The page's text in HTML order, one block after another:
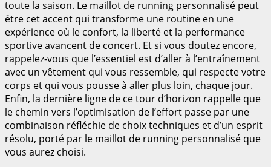
toute la saison. Le maillot de running personnalisé peut
être cet accent qui transforme une routine en une
expérience où le confort, la liberté et la performance
sportive avancent de concert. Et si vous doutez encore,
rappelez-vous que l’essentiel est d’aller à l’entraînement
avec un vêtement qui vous ressemble, qui respecte votre
corps et qui vous pousse à aller plus loin, chaque jour.
Enfin, la dernière ligne de ce tour d’horizon rappelle que
le chemin vers l’optimisation de l’effort passe par une
combinaison réfléchie de choix techniques et d’un esprit
résolu, porté par le maillot de running personnalisé que
vous aurez choisi.